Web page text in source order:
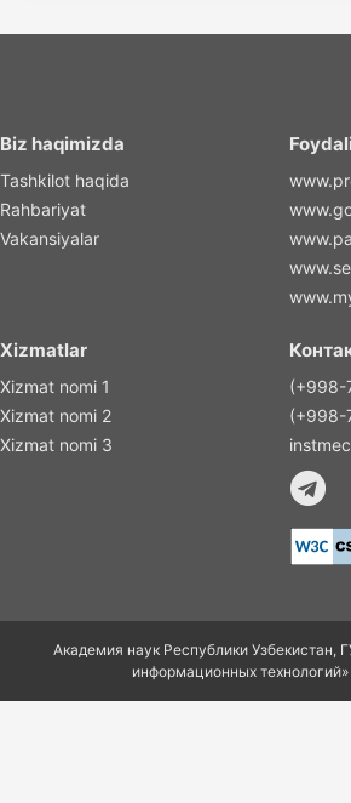
Biz haqimizda
Tashkilot haqida
Rahbariyat
Vakansiyalar
Xizmatlar
Xizmat nomi 1
Xizmat nomi 2
Xizmat nomi 3
(+998-
(+998-
Академия наук Республики Узбекистан,
информационных технологий»